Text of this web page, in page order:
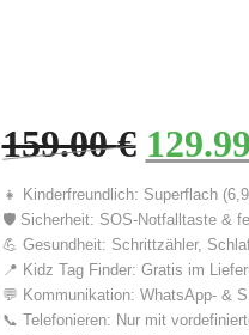
159.00€ Ursprünglicher
129.99
👧 Kinderfreundlich: Superflach
🛡️ Sicherheit: SOS-Notfalltaste &
💪 Gesundheit: Schrittzähler,
📍 Kidz Tag Finder: Gratis im
💬 Kommunikation: WhatsApp- &
📞 Telefonieren: Nur mit